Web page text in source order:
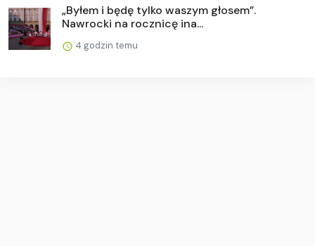
„Byłem i będę tylko waszym głosem”.
Nawrocki na rocznicę ina...
4 godzin temu